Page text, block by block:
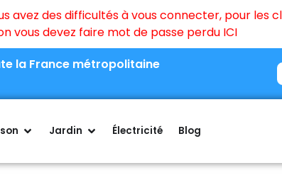
avez des difficultés à vous connecter, pour les
vous devez faire mot de passe perdu ICI
la France métropolitaine
Jardin Électricité Blog